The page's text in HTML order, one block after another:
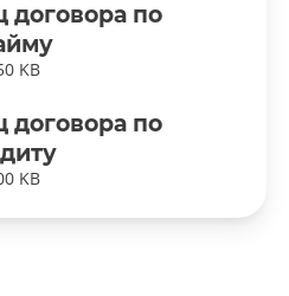
договора по
KB
договора по
KB